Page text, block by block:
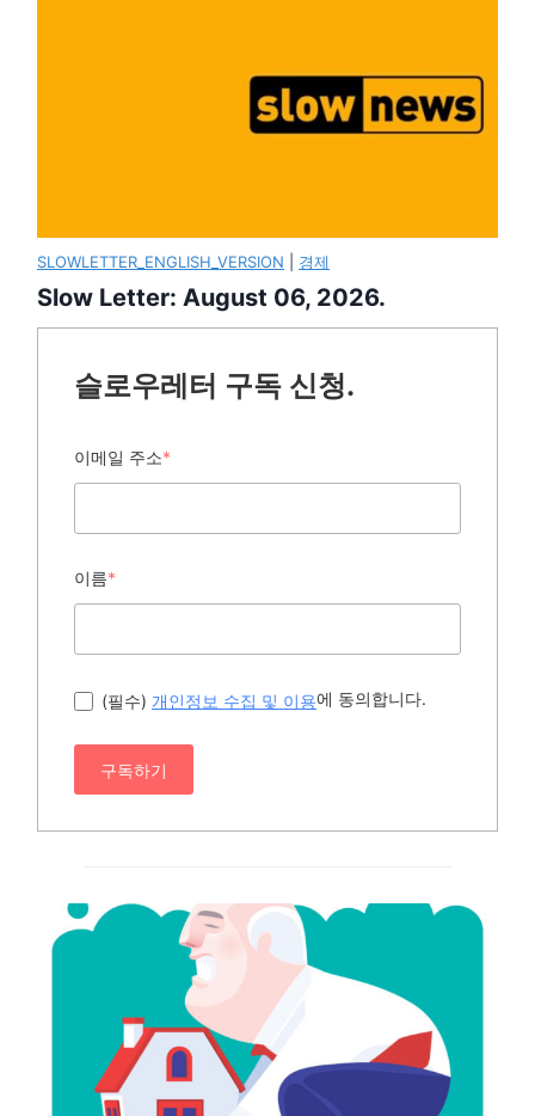
SLOWLETTER_ENGLISH_VERSION 경제
Slow Letter: August 06, 2026.
슬로우레터 구독 신청.
이메일 주소*
이름*
(필수) 개인정보 수집 및 이용에 동의합니다.
구독하기